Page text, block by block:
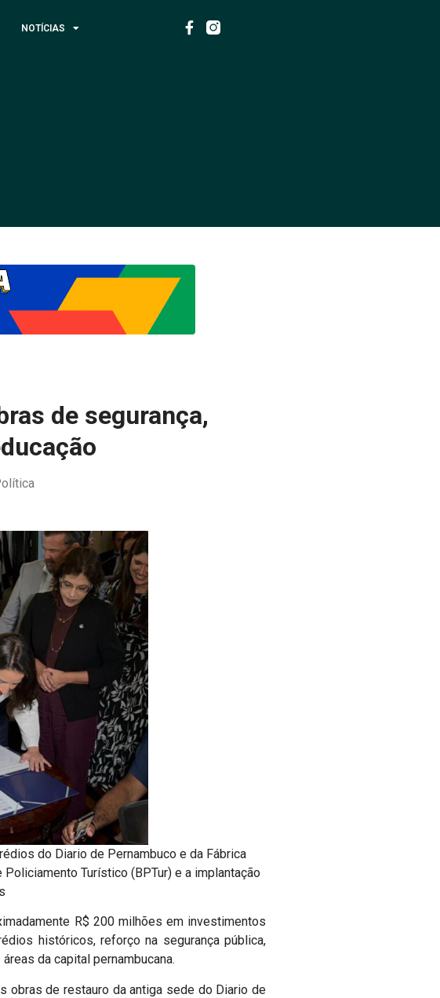
NOTÍCIAS
de segurança,
do Diario de Pernambuco e da Fábrica
Turístico (BPTur) e a implantação
R$ 200 milhões em investimentos
históricos, reforço na segurança pública,
da capital pernambucana.
obras de restauro da antiga sede do Diario de